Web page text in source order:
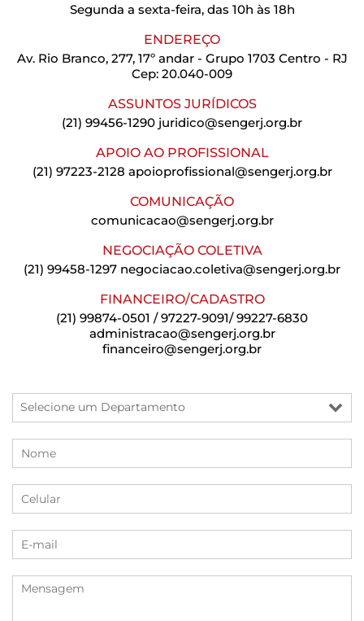
Segunda a sexta-feira, das 10h às 18h
ENDEREÇO
Av. Rio Branco, 277, 17º andar - Grupo 1703 Centro - RJ
Cep: 20.040-009
ASSUNTOS JURÍDICOS
(21) 99456-1290 juridico@sengerj.org.br
APOIO AO PROFISSIONAL
(21) 97223-2128 apoioprofissional@sengerj.org.br
COMUNICAÇÃO
comunicacao@sengerj.org.br
NEGOCIAÇÃO COLETIVA
(21) 99458-1297 negociacao.coletiva@sengerj.org.br
FINANCEIRO/CADASTRO
(21) 99874-0501 / 97227-9091/ 99227-6830
administracao@sengerj.org.br
financeiro@sengerj.org.br